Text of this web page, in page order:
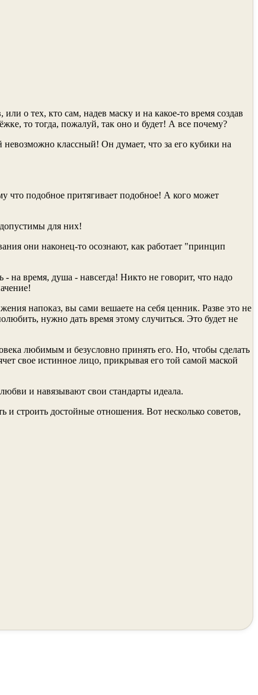
о тех, кто сам, надев маску и на какое-то время создав
то тогда, пожалуй, так оно и будет! А все почему?
классный! Он думает, что за его кубики на
что подобное притягивает подобное! А кого может
для них!
они наконец-то осознают, как работает "принцип
на время, душа - навсегда! Никто не говорит, что надо
напоказ, вы сами вешаете на себя ценник. Разве это не
нужно дать время этому случиться. Это будет не
любимым и безусловно принять его. Но, чтобы сделать
свое истинное лицо, прикрывая его той самой маской
и навязывают свои стандарты идеала.
строить достойные отношения. Вот несколько советов,